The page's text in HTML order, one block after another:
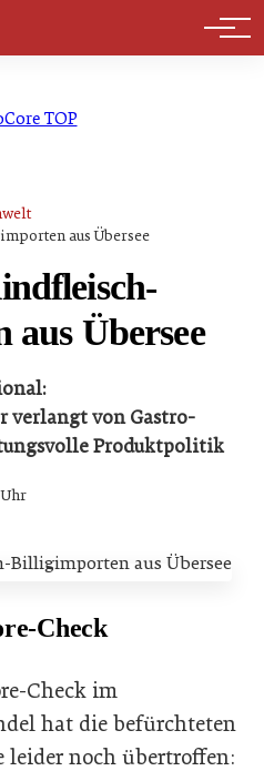
aus Übersee
Übersee
verlangt von Gastro-
Produktpolitik
Check
Check im
hat die befürchteten
leider noch übertroffen: